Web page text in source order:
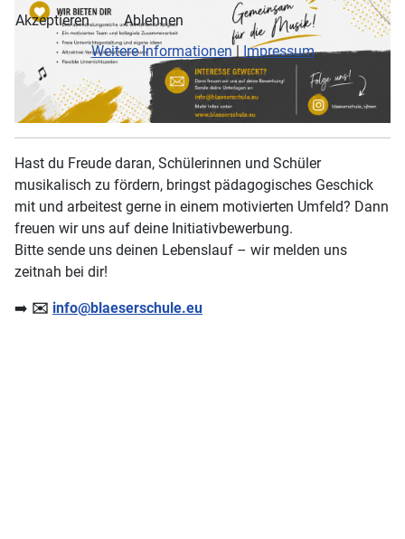
Hast du Freude daran, Schülerinnen und Schüler
musikalisch zu fördern, bringst pädagogisches Geschick
mit und arbeitest gerne in einem motivierten Umfeld? Dann
freuen wir uns auf deine Initiativbewerbung.
Bitte sende uns deinen Lebenslauf – wir melden uns
zeitnah bei dir!
➡️ ✉️ info@blaeserschule.eu
Akzeptieren
Ablehnen
Weitere Informationen| Impressum